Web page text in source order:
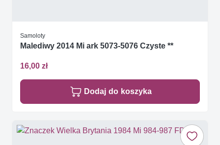
Samoloty
Malediwy 2014 Mi ark 5073-5076 Czyste **
16,00 zł
Dodaj do koszyka